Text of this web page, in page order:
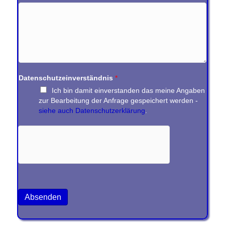
Datenschutzeinverständnis *
Ich bin damit einverstanden das meine Angaben
zur Bearbeitung der Anfrage gespeichert werden -
siehe auch Datenschutzerklärung.
Absenden